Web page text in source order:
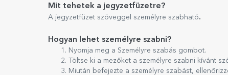
Mit tehetek a jegyzetfüzetre?
A jegyzetfüzet szöveggel személyre szabható.
Hogyan lehet személyre szabni?
Nyomja meg a Személyre szabás gombot.
Töltse ki a mezőket a személyre szabni kívánt
Miután befejezte a személyre szabást,